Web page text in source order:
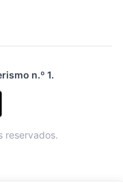
n.º 1.
reservados.